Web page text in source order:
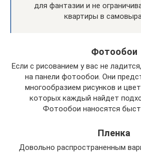
для фантазии и не
квартиры в
Фотообои
Если с рисованием у вас не
на панели фотообои. Они
многообразием рисунков и
которых каждый найдет
Фотообои наносятся
Пленка
Довольно распространенным